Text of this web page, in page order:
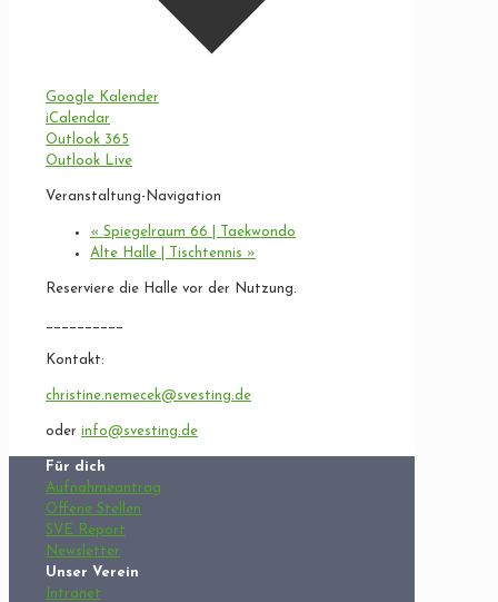
Google Kalender
iCalendar
Outlook 365
Outlook Live
Veranstaltung-Navigation
« Spiegelraum 66 | Taekwondo
Alte Halle | Tischtennis »
Reserviere die Halle vor der Nutzung.
__________
Kontakt:
christine.nemecek@svesting.de
oder info@svesting.de
Für dich
Aufnahmeantrag
Offene Stellen
SVE Report
Newsletter
Unser Verein
Intranet